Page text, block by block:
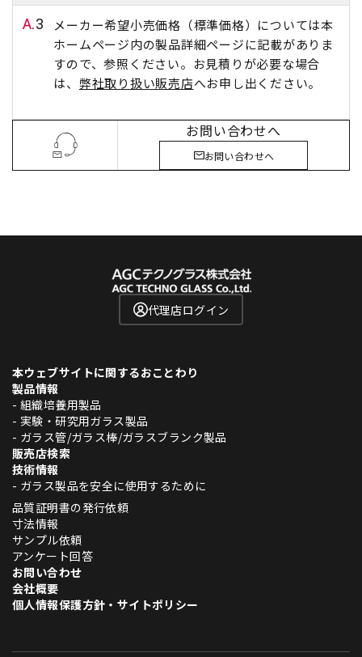
A.3
メーカー希望小売価格（標準価格）については本
ホームページ内の製品詳細ページに記載がありま
すので、参照ください。お見積りが必要な場合
は、 弊社取り扱い販売店へお申し出ください。
お問い合わせへ
お問い合わせへ
代理店ログイン
本ウェブサイトに関するおことわり
製品情報
- 組織培養用製品
- 実験・研究用ガラス製品
- ガラス管/ガラス棒/ガラスブランク製品
販売店検索
技術情報
- ガラス製品を安全に使用するために
品質証明書の発行依頼
寸法情報
サンプル依頼
アンケート回答
お問い合わせ
会社概要
個人情報保護方針・サイトポリシー